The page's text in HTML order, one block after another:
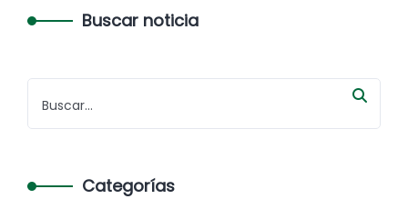
Buscar noticia
Categorías